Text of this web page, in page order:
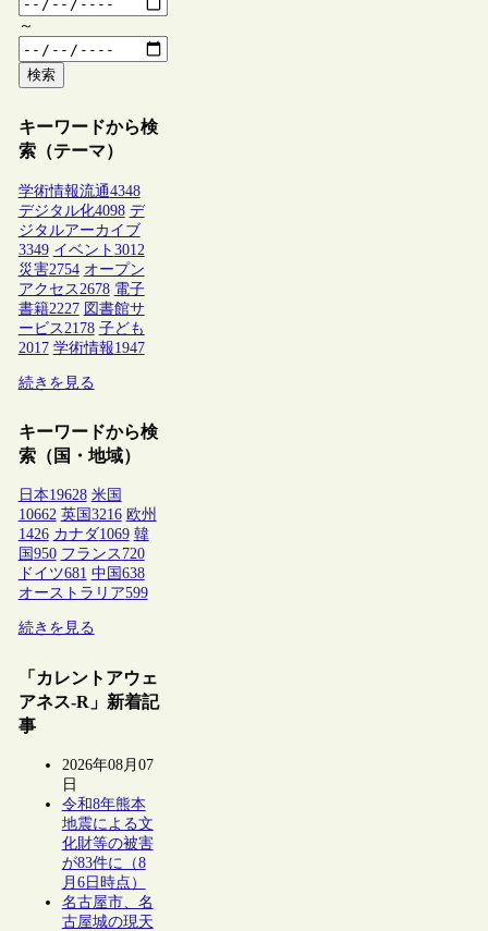
～
検索
キーワードから検
索（テーマ）
学術情報流通4348
デジタル化4098 デ
ジタルアーカイブ
3349 イベント 3012
災害2754 オープン
アクセス 2678 電子
書籍2227 図書館サ
ービス 2178 子ども
2017 学術情報1947
続きを見る
キーワードから検
索（国・地域）
日本19628 米国
10662 英国 3216 欧州
1426 カナダ1069 韓
国 950 フランス 720
ドイツ681 中国 638
オーストラリア599
続きを見る
「カレントアウェ
アネス-R」新着記
事
2026年08月07
日
令和8年熊本
地震による文
化財等の被害
が83件に（8
月6日時点）
名古屋市、名
古屋城の現天